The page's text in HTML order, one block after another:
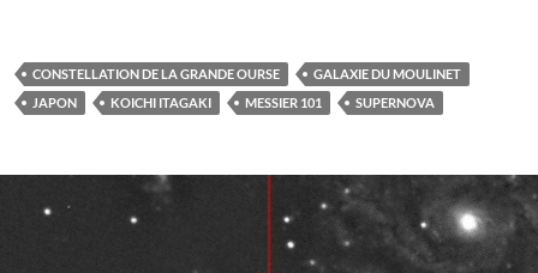
CONSTELLATION DE LA GRANDE OURSE
GALAXIE DU MOULINET
JAPON
KOICHI ITAGAKI MESSIER 101 SUPERNOVA